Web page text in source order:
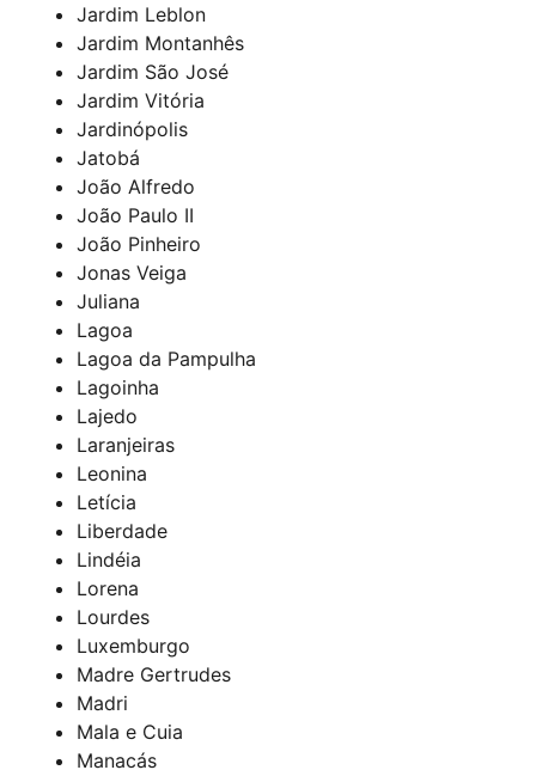
Jardim Leblon
Jardim Montanhês
Jardim São José
Jardim Vitória
Jardinópolis
Jatobá
João Alfredo
João Paulo II
João Pinheiro
Jonas Veiga
Juliana
Lagoa
Lagoa da Pampulha
Lagoinha
Lajedo
Laranjeiras
Leonina
Letícia
Liberdade
Lindéia
Lorena
Lourdes
Luxemburgo
Madre Gertrudes
Madri
Mala e Cuia
Manacás